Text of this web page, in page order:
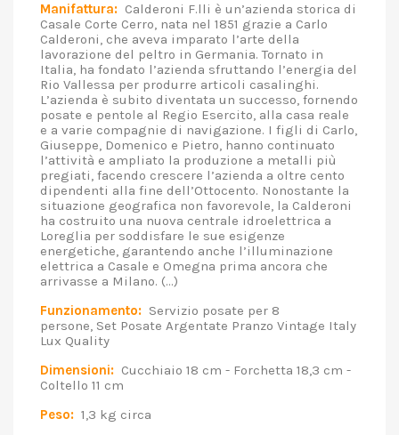
Manifattura: Calderoni F.lli è un’azienda storica di
Casale Corte Cerro, nata nel 1851 grazie a Carlo
Calderoni, che aveva imparato l’arte della
lavorazione del peltro in Germania. Tornato in
Italia, ha fondato l’azienda sfruttando l’energia del
Rio Vallessa per produrre articoli casalinghi.
L’azienda è subito diventata un successo, fornendo
posate e pentole al Regio Esercito, alla casa reale
e a varie compagnie di navigazione. I figli di Carlo,
Giuseppe, Domenico e Pietro, hanno continuato
l’attività e ampliato la produzione a metalli più
pregiati, facendo crescere l’azienda a oltre cento
dipendenti alla fine dell’Ottocento. Nonostante la
situazione geografica non favorevole, la Calderoni
ha costruito una nuova centrale idroelettrica a
Loreglia per soddisfare le sue esigenze
energetiche, garantendo anche l’illuminazione
elettrica a Casale e Omegna prima ancora che
arrivasse a Milano. (...)
Funzionamento: Servizio posate per 8
persone, Set Posate Argentate Pranzo Vintage Italy
Lux Quality
Dimensioni: Cucchiaio 18 cm - Forchetta 18,3 cm -
Coltello 11 cm
Peso: 1,3 kg circa